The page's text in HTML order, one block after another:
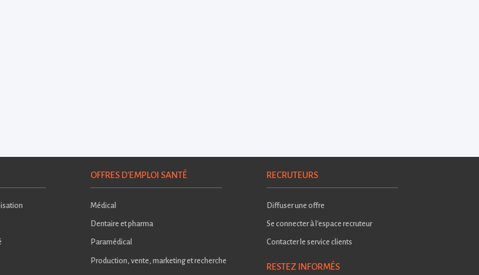
OFFRES D'EMPLOI SANTÉ
Médical
Dentaire et pharma
Paramédical
Production, vente, marketing et recherche
RECRUTEURS
Diffuser une offre
Se connecter à l'espace recruteur
Contacter le service clients
RESTEZ INFORMÉS